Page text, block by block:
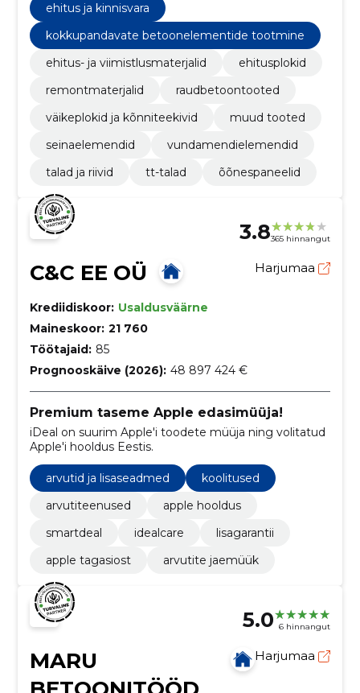
ehitus ja kinnisvara
kokkupandavate betoonelementide tootmine
ehitus- ja viimistlusmaterjalid
ehitusplokid
remontmaterjalid
raudbetoontooted
väikeplokid ja kõnniteekivid
muud tooted
seinaelemendid
vundamendielemendid
talad ja riivid
tt-talad õõnespaneelid
3.8365 hinnangut
C&C EE OÜ Harjumaa
Krediidiskoor: Usaldusväärne
Maineskoor: 21 760
Töötajaid: 85
Prognooskäive (2026): 48 897 424 €
Premium taseme Apple edasimüüja!
iDeal on suurim Apple'i toodete müüja ning volitatud
Apple'i hooldus Eestis.
arvutid ja lisaseadmed
koolitused
arvutiteenused
apple hooldus
smartdeal
idealcare
lisagarantii
apple tagasiost
arvutite jaemüük
5.0 6 hinnangut
MARU
Harjumaa